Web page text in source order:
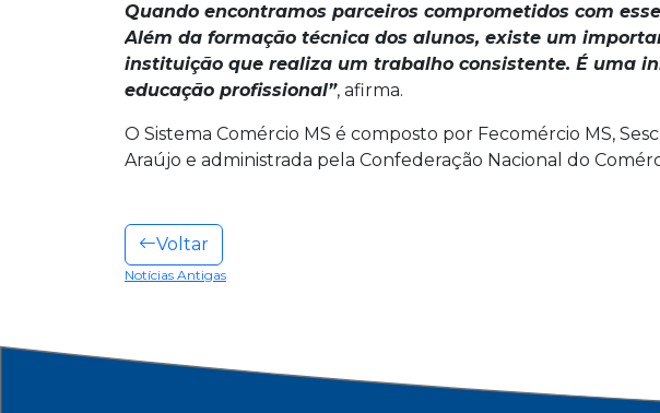
Quando encontramos parceiros comprometidos com
Além da formação técnica dos alunos, existe um
instituição que realiza um trabalho consistente. É uma
educação profissional”, afirma.
O Sistema Comércio MS é composto por Fecomércio MS,
Araújo e administrada pela Confederação Nacional do
Voltar
Notícias Antigas